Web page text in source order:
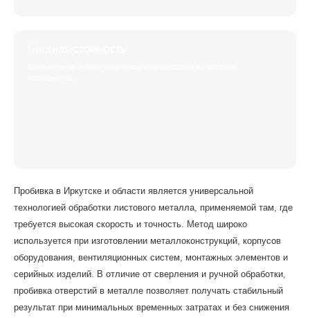
Пробивка в Иркутске и области является универсальной
технологией обработки листового металла, применяемой там, где
требуется высокая скорость и точность. Метод широко
используется при изготовлении металлоконструкций, корпусов
оборудования, вентиляционных систем, монтажных элементов и
серийных изделий. В отличие от сверления и ручной обработки,
пробивка отверстий в металле позволяет получать стабильный
результат при минимальных временных затратах и без снижения